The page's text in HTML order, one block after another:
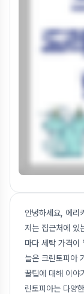
안녕하세요, 에리
저는 집근처에 있
마다 세탁 가격이
늘은 크린토피아
꿀팁에 대해 이야
린토피아는 다양